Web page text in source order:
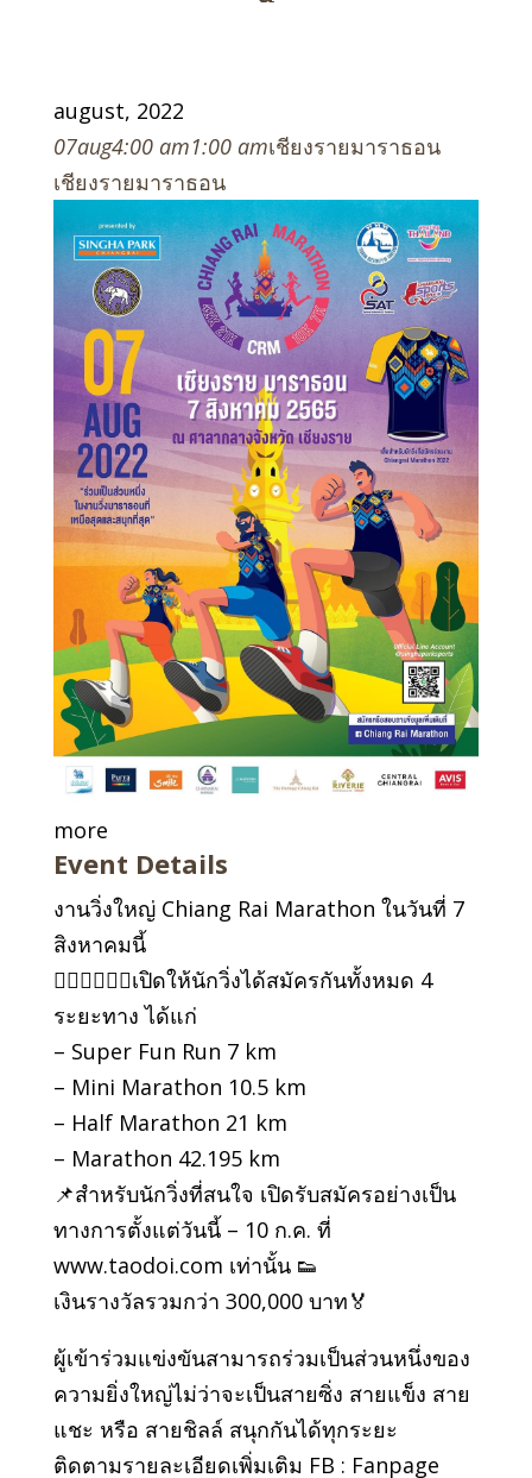
august, 2022
07aug4:00 am1:00 amเชียงรายมาราธอน
เชียงรายมาราธอน
more
Event Details
งานวิ่งใหญ่ Chiang Rai Marathon ในวันที่ 7
สิงหาคมนี้
🏃‍♂️🏃‍♂️🏃‍♂️เปิดให้นักวิ่งได้สมัครกันทั้งหมด 4
ระยะทาง ได้แก่
– Super Fun Run 7 km
– Mini Marathon 10.5 km
– Half Marathon 21 km
– Marathon 42.195 km
📌สำหรับนักวิ่งที่สนใจ เปิดรับสมัครอย่างเป็น
ทางการตั้งแต่วันนี้ – 10 ก.ค. ที่
www.taodoi.com เท่านั้น 👟
เงินรางวัลรวมกว่า 300,000 บาท🏅
ผู้เข้าร่วมแข่งขันสามารถร่วมเป็นส่วนหนึ่งของ
ความยิ่งใหญ่ไม่ว่าจะเป็นสายซิ่ง สายแข็ง สาย
แชะ หรือ สายชิลล์ สนุกกันได้ทุกระยะ
ติดตามรายละเอียดเพิ่มเติม FB : Fanpage